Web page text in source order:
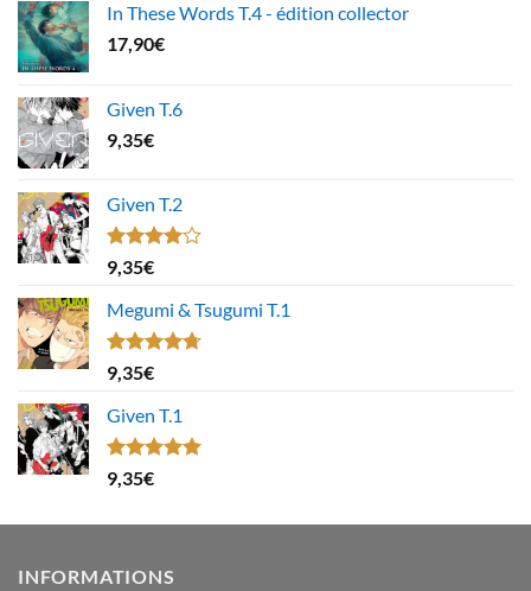
In These Words T.4 - édition collector
17,90€
Given T.6
9,35€
Given T.2
Note
4.00
5
9,35€
Megumi & Tsugumi T.1
Note4.67
sur 5
9,35€
Given T.1
Note5.00
sur 5
9,35€
INFORMATIONS